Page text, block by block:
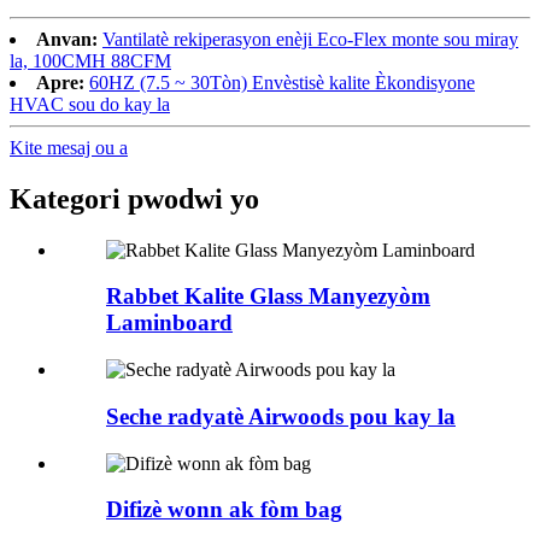
Anvan: Vantilatè rekiperasyon enèji Eco-Flex monte sou miray
la, 100CMH 88CFM
Apre: 60HZ (7.5 ~ 30Tòn) Envèstisè kalite Èkondisyone
HVAC sou do kay la
Kite mesaj ou a
Kategori pwodwi yo
Rabbet Kalite Glass Manyezyòm
Laminboard
Seche radyatè Airwoods pou kay la
Difizè wonn ak fòm bag